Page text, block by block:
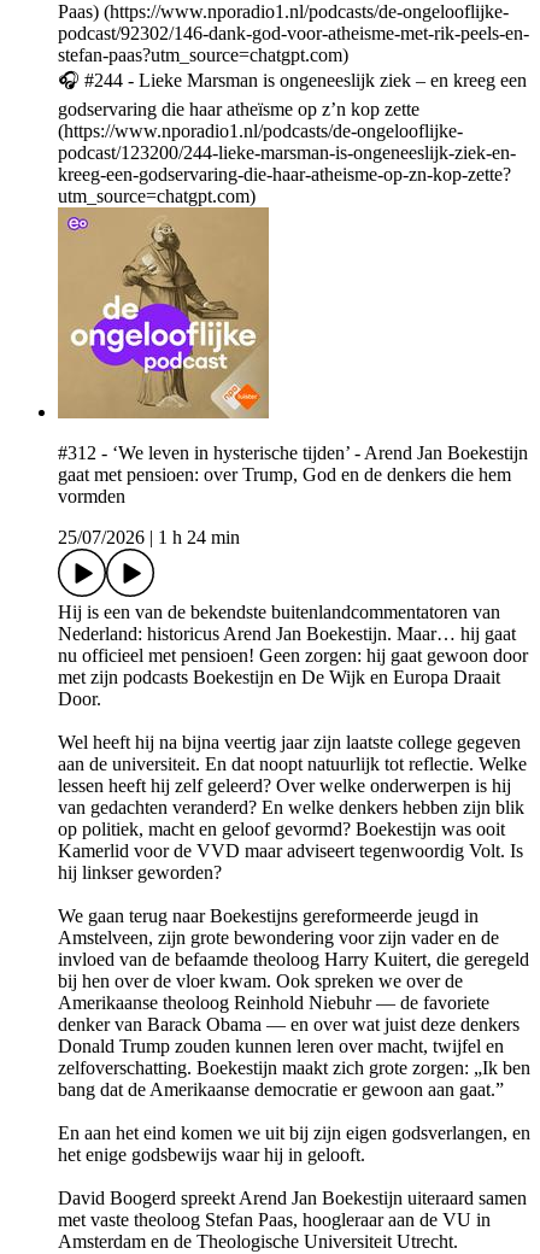
Paas) (https://www.nporadio1.nl/podcasts/de-ongelooflijke-
podcast/92302/146-dank-god-voor-atheisme-met-rik-peels-en-
stefan-paas?utm_source=chatgpt.com)
🎧 #244 - Lieke Marsman is ongeneeslijk ziek – en kreeg een
godservaring die haar atheïsme op z’n kop zette
(https://www.nporadio1.nl/podcasts/de-ongelooflijke-
podcast/123200/244-lieke-marsman-is-ongeneeslijk-ziek-en-
kreeg-een-godservaring-die-haar-atheisme-op-zn-kop-zette?
utm_source=chatgpt.com)
#312 - ‘We leven in hysterische tijden’ - Arend Jan Boekestijn
gaat met pensioen: over Trump, God en de denkers die hem
vormden
25/07/2026
1 h 24 min
Hij is een van de bekendste buitenlandcommentatoren van
Nederland: historicus Arend Jan Boekestijn. Maar… hij gaat
nu officieel met pensioen! Geen zorgen: hij gaat gewoon door
met zijn podcasts Boekestijn en De Wijk en Europa Draait
Door.
Wel heeft hij na bijna veertig jaar zijn laatste college gegeven
aan de universiteit. En dat noopt natuurlijk tot reflectie. Welke
lessen heeft hij zelf geleerd? Over welke onderwerpen is hij
van gedachten veranderd? En welke denkers hebben zijn blik
op politiek, macht en geloof gevormd? Boekestijn was ooit
Kamerlid voor de VVD maar adviseert tegenwoordig Volt. Is
hij linkser geworden?
We gaan terug naar Boekestijns gereformeerde jeugd in
Amstelveen, zijn grote bewondering voor zijn vader en de
invloed van de befaamde theoloog Harry Kuitert, die geregeld
bij hen over de vloer kwam. Ook spreken we over de
Amerikaanse theoloog Reinhold Niebuhr — de favoriete
denker van Barack Obama — en over wat juist deze denkers
Donald Trump zouden kunnen leren over macht, twijfel en
zelfoverschatting. Boekestijn maakt zich grote zorgen: „Ik ben
bang dat de Amerikaanse democratie er gewoon aan gaat.”
En aan het eind komen we uit bij zijn eigen godsverlangen, en
het enige godsbewijs waar hij in gelooft.
David Boogerd spreekt Arend Jan Boekestijn uiteraard samen
met vaste theoloog Stefan Paas, hoogleraar aan de VU in
Amsterdam en de Theologische Universiteit Utrecht.